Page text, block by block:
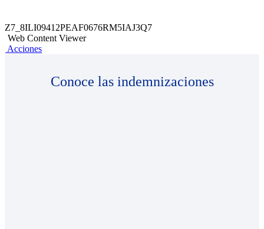
Z7_8ILI09412PEAF0676RM5IAJ3Q7
Web Content Viewer
Acciones
Conoce las indemnizaciones